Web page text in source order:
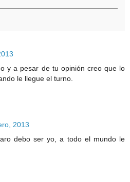
y a pesar de tu opinión creo que lo
le llegue el turno.
2013
debo ser yo, a todo el mundo le